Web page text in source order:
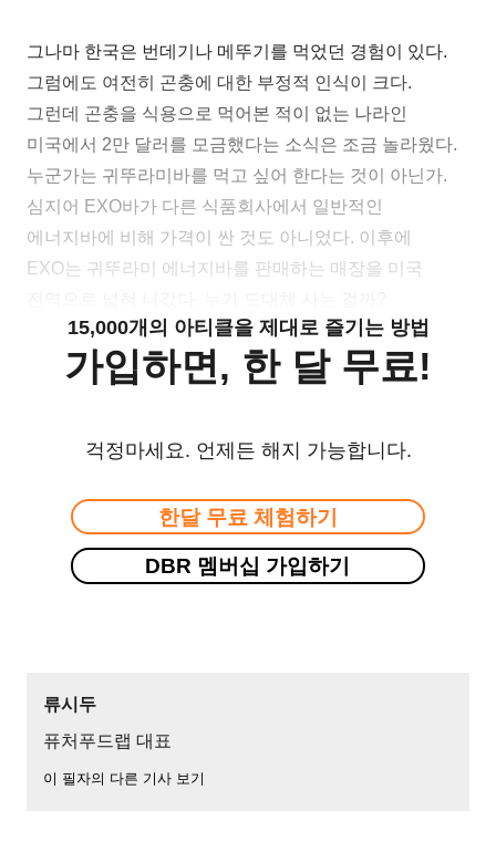
그나마 한국은 번데기나 메뚜기를 먹었던 경험이 있다.
그럼에도 여전히 곤충에 대한 부정적 인식이 크다.
그런데 곤충을 식용으로 먹어본 적이 없는 나라인
미국에서 2만 달러를 모금했다는 소식은 조금 놀라웠다.
누군가는 귀뚜라미바를 먹고 싶어 한다는 것이 아닌가.
심지어 EXO바가 다른 식품회사에서 일반적인
에너지바에 비해 가격이 싼 것도 아니었다. 이후에
EXO는 귀뚜라미 에너지바를 판매하는 매장을 미국
15,000개의 아티클을 제대로 즐기는 방법
가입하면, 한 달 무료!
걱정마세요. 언제든 해지 가능합니다.
한달 무료 체험하기
DBR 멤버십 가입하기
류시두
퓨처푸드랩 대표
이 필자의 다른 기사 보기